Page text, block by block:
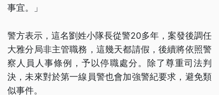
事宜。」
警方表示，這名劉姓小隊長從警20多年，案發後調任
大雅分局非主管職務，這幾天都請假，後續將依照警
察人員人事條例，予以停職處分。除了尊重司法判
決，未來對於第一線員警也會加強警紀要求，避免類
似事件。